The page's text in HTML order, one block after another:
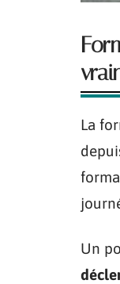
La
Un